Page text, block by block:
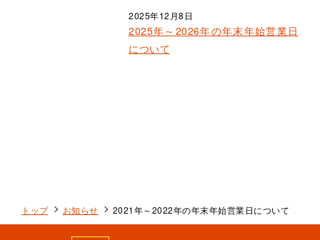
2025年～2026年の年末年始営業日
について
2025年12月8日
トップ お知らせ 2021年～2022年の年末年始営業日について